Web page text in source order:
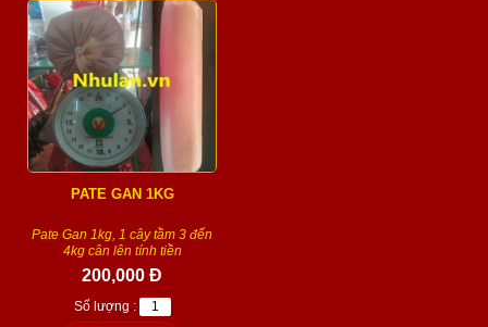
PATE GAN 1KG
Pate Gan 1kg, 1 cây tầm 3 đến
4kg cân lên tính tiền
200,000 Đ
Số lượng :